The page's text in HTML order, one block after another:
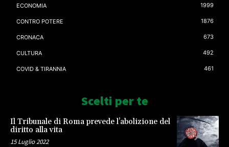
ECONOMIA 1999
CONTRO POTERE 1876
CRONACA 673
CULTURA 492
COVID & TIRANNIA 461
Scelti per te
Il Tribunale di Roma prevede l’abolizione del
diritto alla vita
15 Luglio 2022